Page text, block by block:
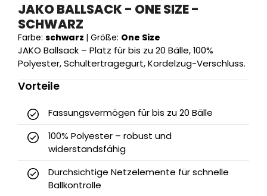
JAKO BALLSACK - ONE SIZE -
SCHWARZ
Farbe: schwarz | Größe: One Size
JAKO Ballsack – Platz für bis zu 20 Bälle, 100%
Polyester, Schultertragegurt, Kordelzug-Verschluss.
Vorteile
Fassungsvermögen für bis zu 20 Bälle
100% Polyester – robust und
widerstandsfähig
Durchsichtige Netzelemente für schnelle
Ballkontrolle